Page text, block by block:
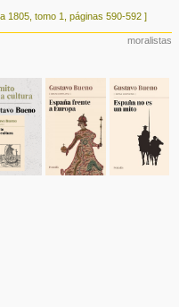
1805, tomo 1, páginas 590-592 ]
moralistas